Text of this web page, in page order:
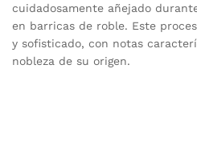
cuidadosamente añejado
en barricas de roble. Este
y sofisticado, con notas
nobleza de su origen.